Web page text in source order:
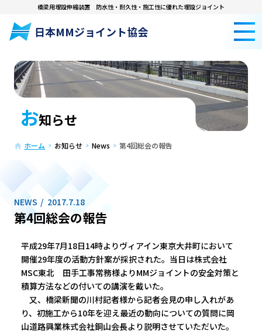
日本MMジョイント協会
橋梁用埋設伸縮装置 防水性・耐久性・施工性に優れた埋設ジョイント
お知らせ
ホーム お知らせ News 第4回総会の報告
NEWS 2017.7.18
第4回総会の報告
平成29年7月18日14時よりヴィアイン東京大井町において
開催29年度の活動方針案が採択された。当日は株式会社
MSC東北 田手工事常務様よりMMジョイントの安全対策と
積算方法などの付いての講演を戴いた。
又、橋梁新聞の川村記者様から記者会見の申し入れがあ
り、初施工から10年を迎え最近の動向についての質問に岡
山道路興業株式会社銅山会長より説明させていただいた。